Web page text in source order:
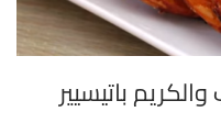
باتيسيير